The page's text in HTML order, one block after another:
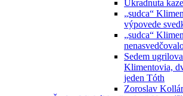
Ukradnuta
„sudca“
výpovede
„sudca“
Sedem
Klimentovia,
jeden Tóth
Zoroslav